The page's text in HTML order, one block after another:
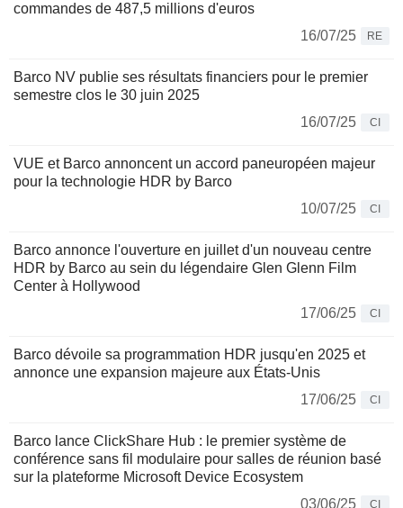
commandes de 487,5 millions d'euros
16/07/25
RE
Barco NV publie ses résultats financiers pour le premier
semestre clos le 30 juin 2025
16/07/25
CI
VUE et Barco annoncent un accord paneuropéen majeur
pour la technologie HDR by Barco
10/07/25
CI
Barco annonce l'ouverture en juillet d'un nouveau centre
HDR by Barco au sein du légendaire Glen Glenn Film
Center à Hollywood
17/06/25
CI
Barco dévoile sa programmation HDR jusqu'en 2025 et
annonce une expansion majeure aux États-Unis
17/06/25
CI
Barco lance ClickShare Hub : le premier système de
conférence sans fil modulaire pour salles de réunion basé
sur la plateforme Microsoft Device Ecosystem
03/06/25
CI